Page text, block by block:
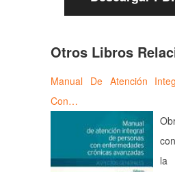
Otros Libros
Manual De Atención
Con…
la